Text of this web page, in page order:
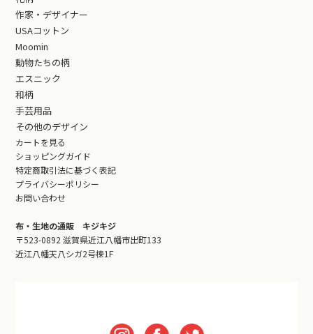
作家・デザイナー
USAコットン
Moomin
動物たちの柄
エスニック
和柄
手芸用品
その他のデザイン
カートを見る
ショッピングガイド
特定商取引法に基づく表記
プライバシーポリシー
お問い合わせ
布・生地の通販 キジキジ
〒523-0892 滋賀県近江八幡市出町133
近江八幡天八シガ2号棟1F